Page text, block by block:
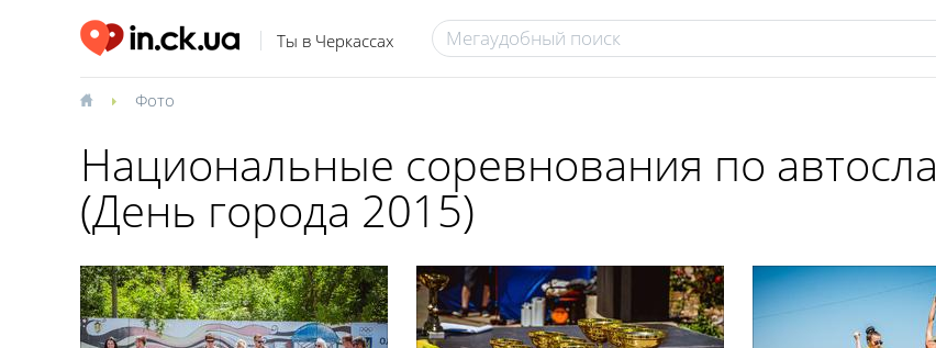
Ты в Черкассах
Фото
Национальные соревнования по
(День города 2015)